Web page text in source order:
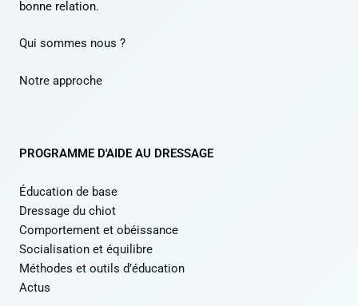
bonne relation.
Qui sommes nous ?
Notre approche
PROGRAMME D'AIDE AU DRESSAGE
Éducation de base
Dressage du chiot
Comportement et obéissance
Socialisation et équilibre
Méthodes et outils d’éducation
Actus